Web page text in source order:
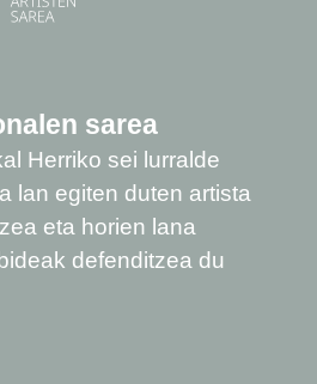
sarea
Herriko sei lurralde
lan egiten duten artista
eta horien lana
defenditzea du